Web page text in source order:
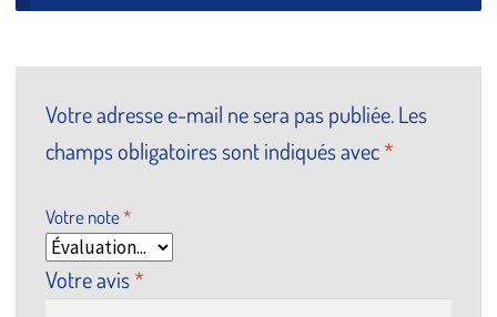
Votre adresse e-mail ne sera pas publiée.Les
champs obligatoires sont indiqués avec*
Votre note*
Votre avis*